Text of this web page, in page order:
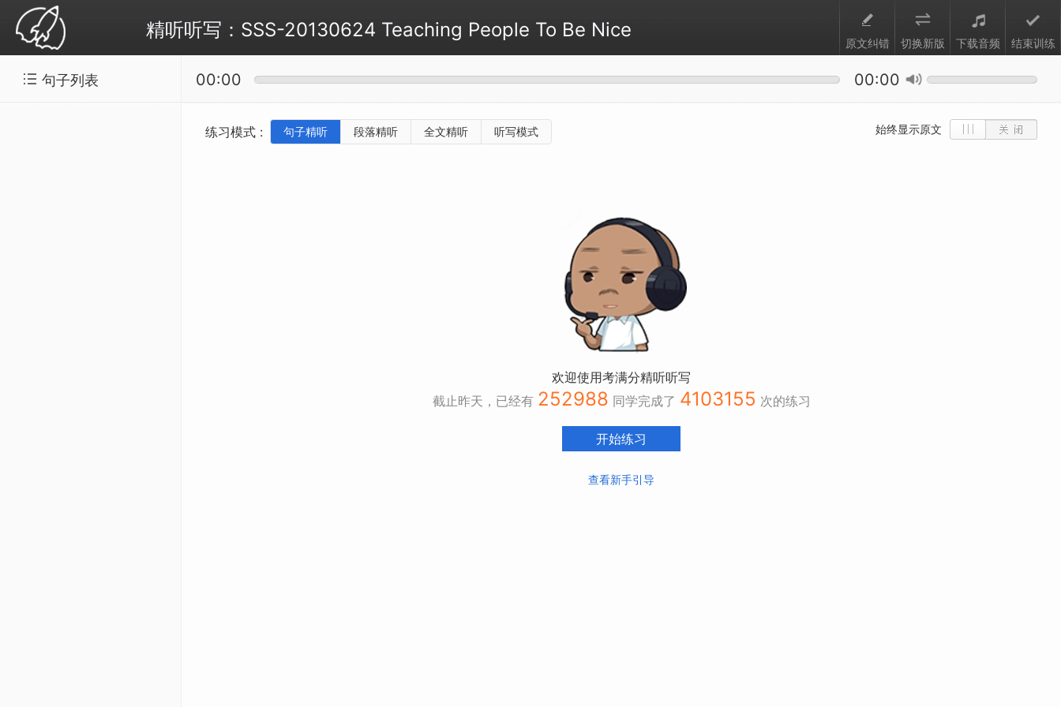
精听听写：SSS-20130624 Teaching People To Be Nice
原文纠错 切换新版 下载音频 结束训练
句子列表 00:00 00:00
始终显示原文
练习模式 : 句子精听 段落精听 全文精听 听写模式
欢迎使用考满分精听听写
截止昨天，已经有 252988 同学完成了 4103155 次的练习
开始练习
查看新手引导